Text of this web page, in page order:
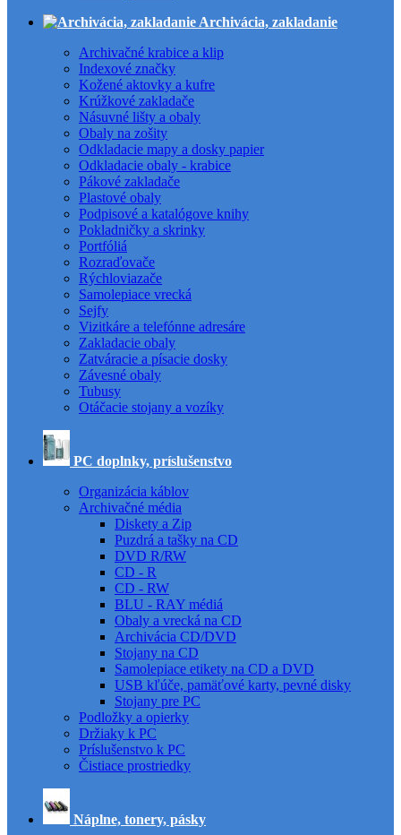
Archivácia, zakladanie
Archivačné krabice a klip
Indexové značky
Kožené aktovky a kufre
Krúžkové zakladače
Násuvné lišty a obaly
Obaly na zošity
Odkladacie mapy a dosky papier
Odkladacie obaly - krabice
Pákové zakladače
Plastové obaly
Podpisové a katalógove knihy
Pokladničky a skrinky
Portfóliá
Rozraďovače
Rýchloviazače
Samolepiace vrecká
Sejfy
Vizitkáre a telefónne adresáre
Zakladacie obaly
Zatváracie a písacie dosky
Závesné obaly
Tubusy
Otáčacie stojany a vozíky
PC doplnky, príslušenstvo
Organizácia káblov
Archivačné média
Diskety a Zip
Puzdrá a tašky na CD
DVD R/RW
CD - R
CD - RW
BLU - RAY médiá
Obaly a vrecká na CD
Archivácia CD/DVD
Stojany na CD
Samolepiace etikety na CD a DVD
USB kľúče, pamäťové karty, pevné disky
Stojany pre PC
Podložky a opierky
Držiaky k PC
Príslušenstvo k PC
Čistiace prostriedky
Náplne, tonery, pásky